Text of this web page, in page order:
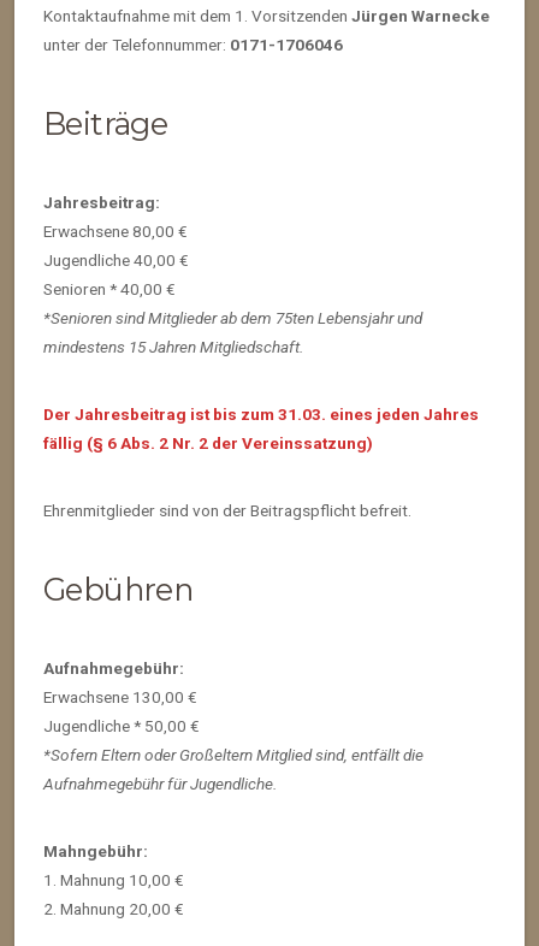
Kontaktaufnahme mit dem 1. Vorsitzenden Jürgen Warnecke
unter der Telefonnummer: 0171-1706046
Beiträge
Jahresbeitrag:
Erwachsene 80,00 €
Jugendliche 40,00 €
Senioren * 40,00 €
*Senioren sind Mitglieder ab dem 75ten Lebensjahr und
mindestens 15 Jahren Mitgliedschaft.
Der Jahresbeitrag ist bis zum 31.03. eines jeden Jahres
fällig (§ 6 Abs. 2 Nr. 2 der Vereinssatzung)
Ehrenmitglieder sind von der Beitragspflicht befreit.
Gebühren
Aufnahmegebühr:
Erwachsene 130,00 €
Jugendliche * 50,00 €
*Sofern Eltern oder Großeltern Mitglied sind, entfällt die
Aufnahmegebühr für Jugendliche.
Mahngebühr:
1. Mahnung 10,00 €
2. Mahnung 20,00 €